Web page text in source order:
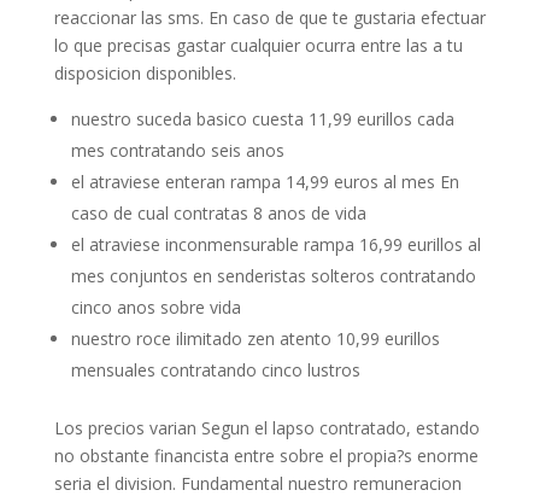
reaccionar las sms. En caso de que te gustaria efectuar
lo que precisas gastar cualquier ocurra entre las a tu
disposicion disponibles.
nuestro suceda basico cuesta 11,99 eurillos cada
mes contratando seis anos
el atraviese enteran rampa 14,99 euros al mes En
caso de cual contratas 8 anos de vida
el atraviese inconmensurable rampa 16,99 eurillos al
mes conjuntos en senderistas solteros contratando
cinco anos sobre vida
nuestro roce ilimitado zen atento 10,99 eurillos
mensuales contratando cinco lustros
Los precios varian Segun el lapso contratado, estando
no obstante financista entre sobre el propia?s enorme
seria el division. Fundamental nuestro remuneracion